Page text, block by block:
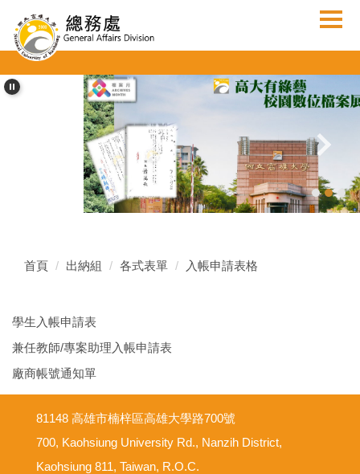
到
主
內
容
首頁 出納組 各式表單 入帳申請表格
學生入帳申請表
兼任教師/專案助理入帳申請表
廠商帳號通知單
81148 高雄市楠梓區高雄大學路700號
700, Kaohsiung University Rd., Nanzih District,
Kaohsiung 811, Taiwan, R.O.C.